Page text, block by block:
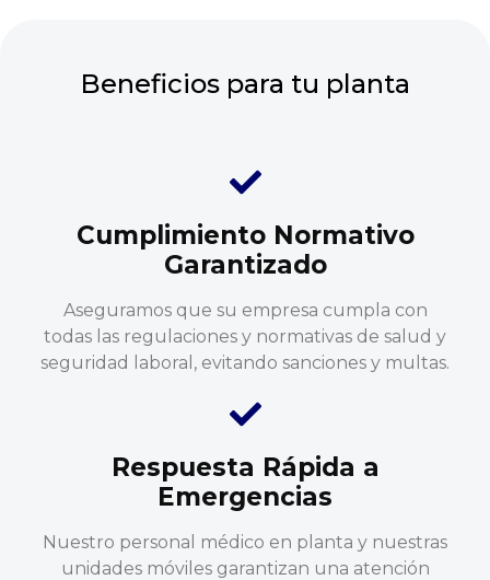
Beneficios para tu planta
Cumplimiento Normativo
Garantizado
Aseguramos que su empresa cumpla con
todas las regulaciones y normativas de salud y
seguridad laboral, evitando sanciones y multas.
Respuesta Rápida a
Emergencias
Nuestro personal médico en planta y nuestras
unidades móviles garantizan una atención